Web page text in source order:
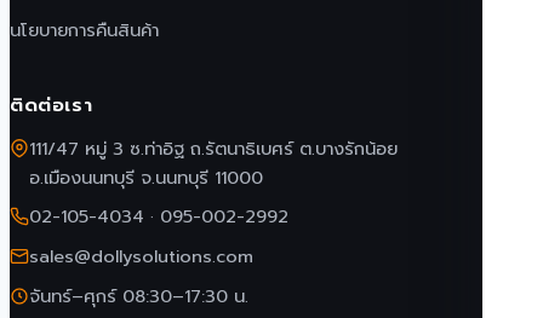
นโยบายการคืนสินค้า
ติดต่อเรา
111/47 หมู่ 3 ซ.ท่าอิฐ ถ.รัตนาธิเบศร์ ต.บางรักน้อย
อ.เมืองนนทบุรี จ.นนทบุรี 11000
02-105-4034 · 095-002-2992
sales@dollysolutions.com
จันทร์–ศุกร์ 08:30–17:30 น.